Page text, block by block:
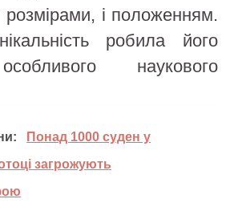
розмірами, і положенням.
робила його
наукового
Понад 1000 суден у
загрожують